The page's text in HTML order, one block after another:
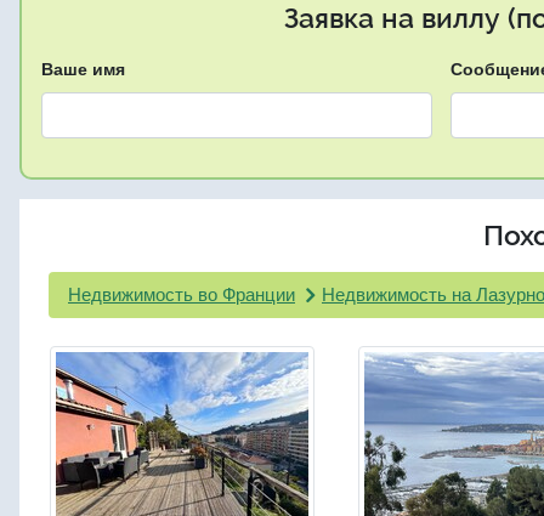
Заявка на виллу
Ваше имя
Недвижимость во Франции Недвижимость на